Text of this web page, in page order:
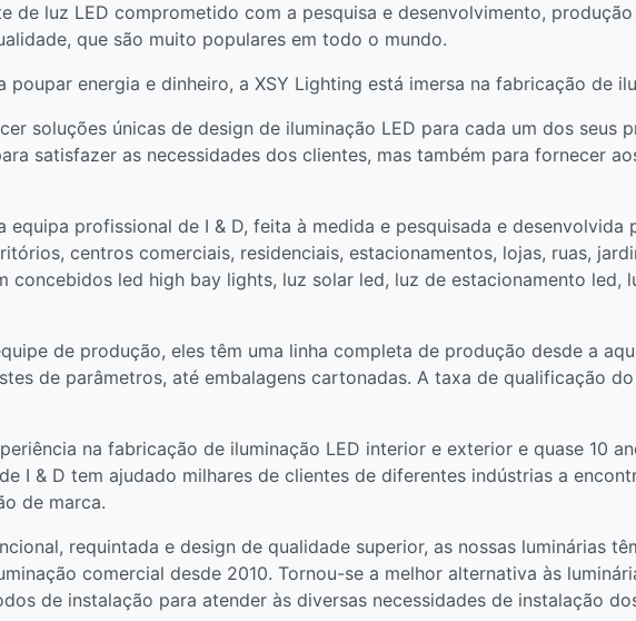
de luz LED comprometido com a pesquisa e desenvolvimento,
que são muito populares em todo o mundo.
energia e dinheiro, a XSY Lighting está imersa na fabricação de
soluções únicas de design de iluminação LED para cada um dos seus
satisfazer as necessidades dos clientes, mas também para fornecer
equipa profissional de I & D, feita à medida e pesquisada e
centros comerciais, residenciais, estacionamentos, lojas, ruas,
concebidos led high bay lights, luz solar led, luz de estacionamento
de produção, eles têm uma linha completa de produção desde a
de parâmetros, até embalagens cartonadas. A taxa de qualificação
na fabricação de iluminação LED interior e exterior e quase 10
I & D tem ajudado milhares de clientes de diferentes indústrias a
de marca.
requintada e design de qualidade superior, as nossas luminárias
comercial desde 2010. Tornou-se a melhor alternativa às
de instalação para atender às diversas necessidades de instalação